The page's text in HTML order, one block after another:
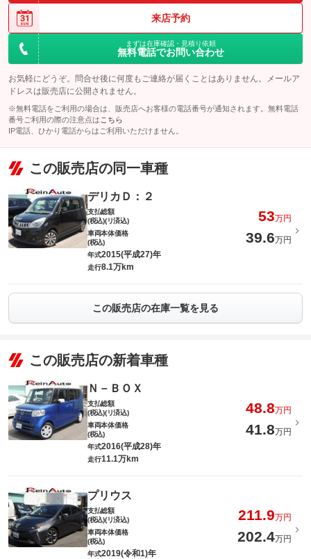
来店予約
まずは在庫確認・見積り依頼
無料電話でお問い合わせ
お気軽にどうぞ。問合せ後に何度もご連絡が届くことはありません。メールア
ドレスは販売店に公開されません。
※無料電話をご利用の場合は、販売店へお客様の電話番号が通知されます。無料電話
番号ご利用の際の注意点は こちら
IP電話、ひかり電話からはご利用いただけません。
この販売店の同一車種
デリカＤ：２
支払総額
(税込)(リ済込)
53万円
車両本体価格
(税込)
39.6万円
年式2015(平成27)年
走行8.1万km
この販売店の在庫一覧を見る
この販売店の新着車種
Ｎ－ＢＯＸ
支払総額
(税込)(リ済込)
48.8万円
車両本体価格
(税込)
41.8万円
年式2016(平成28)年
走行11.1万km
プリウス
支払総額
(税込)(リ済込)
211.9万円
車両本体価格
(税込)
202.4万円
年式2019(令和1)年